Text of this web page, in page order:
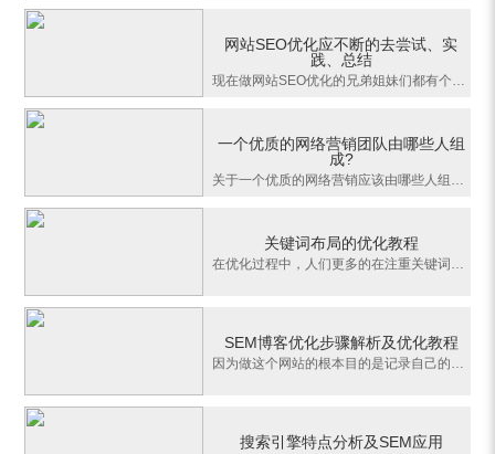
网站SEO优化应不断的去尝试、实
践、总结
现在做网站SEO优化的兄弟姐妹们都有个通病，每当接到一个优化任务时都要去网络上找一些相关案例或者知识技巧。这表明平时我们的基本功做的不扎实。不能够自主的分析要优化的网站的实际情况，自主的写出比较合理的网站优化方案。这些情况不是个案，所以整体提升网站优化或者说网络营销行业的整体职业技能是所面临的很实际的问
一个优质的网络营销团队由哪些人组
成?
关于一个优质的网络营销应该由哪些人组成，网上有很多种版本，下面我也来说一下自己的看法。无论是什么样的团队，其团队成员的分工应该是十分明确的，而且团队中的每一个人的工作都是十分重要而且无法替代的。我这里说的优质团队，并不是说团队成员必须行业内最顶尖的，而是最适合自己公司的。常规来说：完整网络营销团队应
关键词布局的优化教程
在优化过程中，人们更多的在注重关键词的密度，关键词布局往往容易被人忽视，现在在网上也很少有人总结这方面的教程，所以对于一些新手来说，关键词布局成了一个概念，不知道如何该操作才能达到更好的网站推广的效果。现在我总结一下针对于搜索引擎的关键词布局优化的教程。关键词布局要从两方面来说，一是网站结构，一是内
SEM博客优化步骤解析及优化教程
因为做这个网站的根本目的是记录自己的点点滴滴，并没有想盈利，所以也没有刻意的去做很多推广的工作。其实这点我挺矛盾的，自己做的是网络营销站，可是不去做推广。会不会让人觉得站长是不是在忽悠大家？所以我会把更多的精力放在站内的优化和内容的优化，采用的是一种相对被动的营销方式。但是我不着急，这个站会一直做下
搜索引擎特点分析及SEM应用